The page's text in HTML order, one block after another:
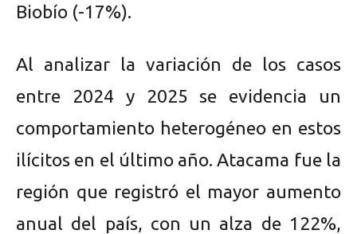
Biobío (-17%).
Al analizar la variación de los casos
entre 2024 y 2025 se evidencia un
comportamiento heterogéneo en estos
ilícitos en el último año. Atacama fue la
región que registró el mayor aumento
anual del país, con un alza de 122%,